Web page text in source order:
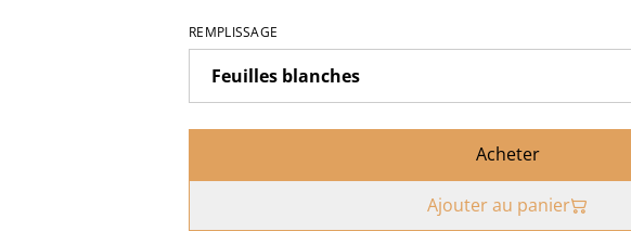
REMPLISSAGE
Acheter
Ajouter au panier